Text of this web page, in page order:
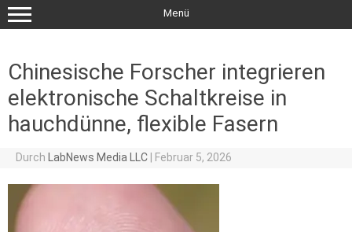
Menü
Chinesische Forscher integrieren
elektronische Schaltkreise in
hauchdünne, flexible Fasern
Durch LabNews Media LLC Februar 5, 2026